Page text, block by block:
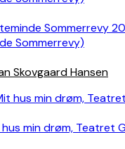
Sommerrevy
Sommerrevy)
Skovgaard Hansen
min drøm, Teatret